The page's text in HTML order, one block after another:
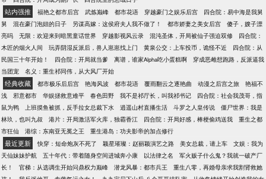
站内强推 福艳之都市后宫 武炼巅峰 都市花语 穿越豪门之娱乐后宫
四合院：易中海是我舅
舅
混在豪门泡妞的日子 另谋高嫁：这侯府夫人我不做了！ 都市娇妻之美女后宫
傻子，嫂子漂
亮吗
无限：欢迎来到暗黑童话世界 穿越影视风云录 混沌圣体，开局被仙子强迫双修
四合院：
木匠的烟火人间
玩弄阴湿反派后，兽人崽崽找上门 黄泉公交：上车投币，诡怪不近
四合院：从
民国三十年开始！
四合院：开局就当爹 离谱，谁家Alpha吃小蛋糕啊
穿成恶雌想跑路，反派逼我
当团宠
名义：重生祁同伟，从大风厂开始
经典收藏 都市极乐后后宫 艳海风波 都市花语 覆雨翻云之逐艳曲 动漫之后宫之旅
艳福不
浅
邪意都市 华娱拯救意难平 春色田野 我不是祁厅长，叫我祁书记
四合院：社会我茂哥，指
鼠为鸭
上班摸鱼被抓，反手拉女总裁下水 逍遥山村直播生活 斗罗之人皇传说
僵尸世界：我是
林玖，也叫九叔
港片：开局激活军火库，独霸香江 四合院：开局好感，棒梗偷鸡送我
重生之都
市狂仙
港综：东南亚无冕之王 重生港岛：功夫影帝的加点修行
最近更新 快穿：短命炮灰不死了 颖星璀璨：赵丽颖演艺之路 美女总裁，请上车
文娱：我为
天仙妹妹护航
五十年代：带着随身空间进城奔小康 以法律之名
军火贩子什么鬼？我就一破产厂
长！
官梯：从选调生开始问鼎权力巅峰 潜龙风暴：都市兵王
重生八零，再婚母亲求我割肾救她